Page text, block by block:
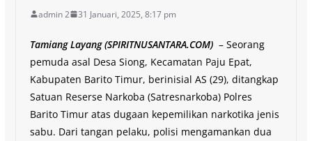
admin 2 31 Januari, 2025, 8:17 pm
Tamiang Layang (SPIRITNUSANTARA.COM) – Seorang
pemuda asal Desa Siong, Kecamatan Paju Epat,
Kabupaten Barito Timur, berinisial AS (29), ditangkap
Satuan Reserse Narkoba (Satresnarkoba) Polres
Barito Timur atas dugaan kepemilikan narkotika jenis
sabu. Dari tangan pelaku, polisi mengamankan dua